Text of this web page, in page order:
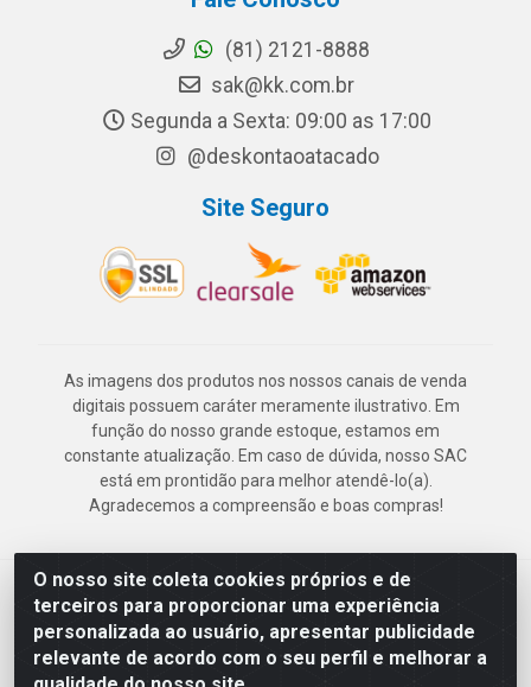
O nosso site coleta cookies próprios e de
terceiros para proporcionar uma experiência
personalizada ao usuário, apresentar publicidade
relevante de acordo com o seu perfil e melhorar a
(81) 2121-8888
sak@kk.com.br
Segunda a Sexta: 09:00 as 17:00
@deskontaoatacado
Site Seguro
As imagens dos produtos nos nossos canais de venda
digitais possuem caráter meramente ilustrativo. Em
função do nosso grande estoque, estamos em
constante atualização. Em caso de dúvida, nosso SAC
está em prontidão para melhor atendê-lo(a).
Agradecemos a compreensão e boas compras!
Deskontão Atacado - Av. Marechal Mascarenhas de Morais, 2471 -
Imbiribeira - Recife/PE - CEP 51.150-001 - CNPJ 24.150.377/0003-
57